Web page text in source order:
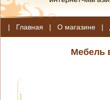
| Главная | О магазине |
Мебель